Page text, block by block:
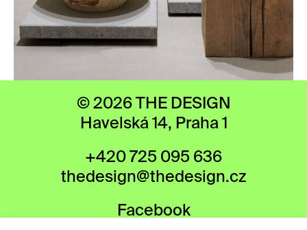
© 2026 THE DESIGN
Havelská 14, Praha 1
+420 725 095 636
thedesign@thedesign.cz
Facebook